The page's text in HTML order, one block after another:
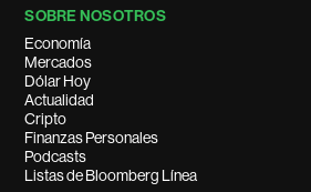
SOBRE NOSOTROS
Economía
Mercados
Dólar Hoy
Actualidad
Cripto
Finanzas Personales
Podcasts
Listas de Bloomberg Línea